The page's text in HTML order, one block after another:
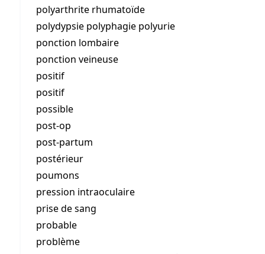
polyarthrite rhumatoïde
polydypsie polyphagie polyurie
ponction lombaire
ponction veineuse
positif
positif
possible
post-op
post-partum
postérieur
poumons
pression intraoculaire
prise de sang
probable
problème